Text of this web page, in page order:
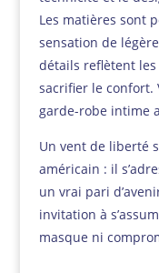
Les matières sont
sensation de
détails reflètent
sacrifier le confort.
garde-robe intime
Un vent de liberté
américain : il
un vrai pari
invitation à
masque ni